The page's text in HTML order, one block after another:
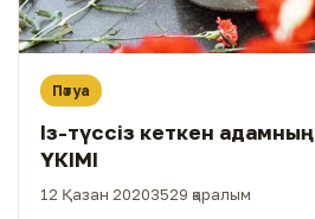
Пәтуа
Із-түссіз кеткен адамның
ҮКІМІ
12 Қазан 20203529 қаралым